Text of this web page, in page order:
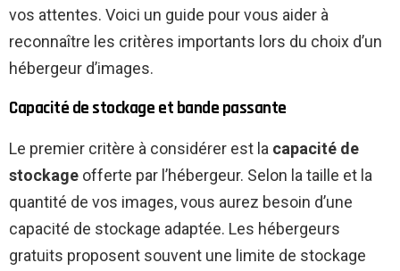
vos attentes. Voici un guide pour vous aider à
reconnaître les critères importants lors du choix d’un
hébergeur d’images.
Capacité de stockage et bande passante
Le premier critère à considérer est la capacité de
stockage offerte par l’hébergeur. Selon la taille et la
quantité de vos images, vous aurez besoin d’une
capacité de stockage adaptée. Les hébergeurs
gratuits proposent souvent une limite de stockage